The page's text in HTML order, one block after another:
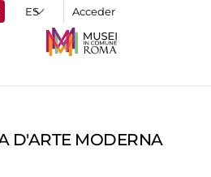
Acceder
D'ARTE MODERNA